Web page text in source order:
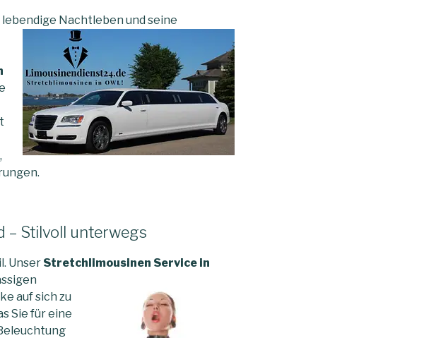
Nachtleben und seine
– Stilvoll unterwegs
Unser Stretchlimousinen Service in
auf sich zu
Sie für eine